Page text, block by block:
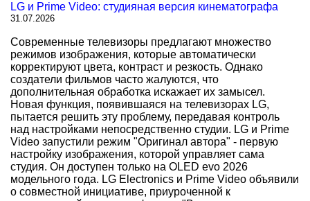
LG и Prime Video: студияная версия кинематографа
31.07.2026
Современные телевизоры предлагают множество
режимов изображения, которые автоматически
корректируют цвета, контраст и резкость. Однако
создатели фильмов часто жалуются, что
дополнительная обработка искажает их замысел.
Новая функция, появившаяся на телевизорах LG,
пытается решить эту проблему, передавая контроль
над настройками непосредственно студии. LG и Prime
Video запустили режим "Оригинал автора" - первую
настройку изображения, которой управляет сама
студия. Он доступен только на OLED evo 2026
модельного года. LG Electronics и Prime Video объявили
о совместной инициативе, приуроченной к